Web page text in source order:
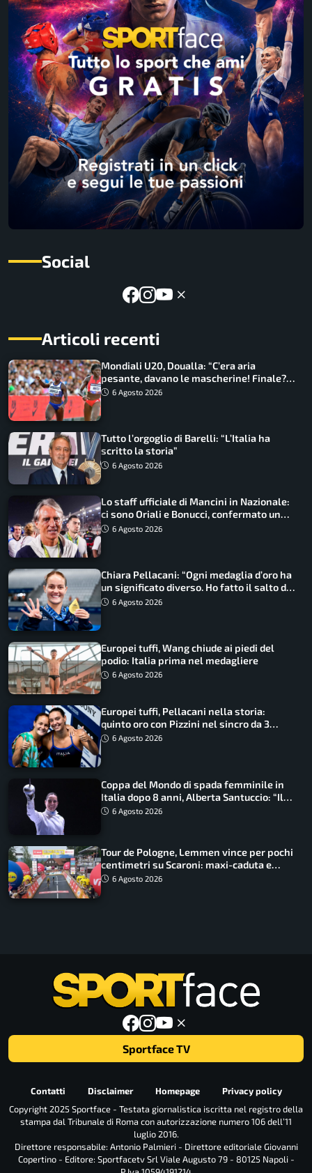
Social
Articoli recenti
Mondiali U20, Doualla: “C’era aria
pesante, davano le mascherine! Finale?
Non ho nulla da perdere”
6 Agosto 2026
Tutto l’orgoglio di Barelli: “L’Italia ha
scritto la storia”
6 Agosto 2026
Lo staff ufficiale di Mancini in Nazionale:
ci sono Oriali e Bonucci, confermato un
ritorno
6 Agosto 2026
Chiara Pellacani: “Ogni medaglia d’oro ha
un significato diverso. Ho fatto il salto di
qualità”
6 Agosto 2026
Europei tuffi, Wang chiude ai piedi del
podio: Italia prima nel medagliere
6 Agosto 2026
Europei tuffi, Pellacani nella storia:
quinto oro con Pizzini nel sincro da 3
metri
6 Agosto 2026
Coppa del Mondo di spada femminile in
Italia dopo 8 anni, Alberta Santuccio: “Il
lavoro dà sempre i suoi frutti”
6 Agosto 2026
Tour de Pologne, Lemmen vince per pochi
centimetri su Scaroni: maxi-caduta e
tappa accorciata
6 Agosto 2026
Sportface TV
Contatti Disclaimer Homepage
Privacy policy
Copyright 2025 Sportface - Testata giornalistica iscritta nel registro della
stampa dal Tribunale di Roma con autorizzazione numero 106 dell’11
luglio 2016.
Direttore responsabile: Antonio Palmieri - Direttore editoriale Giovanni
Copertino - Editore: Sportfacetv Srl Viale Augusto 79 - 80125 Napoli -